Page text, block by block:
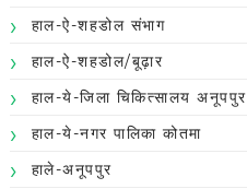
हाल-ऐ-शहडोल संभाग
हाल-ऐ-शहडोल/बूढ़ार
हाल-ये-जिला चिकित्सालय अनूपपुर
हाल-ये-नगर पालिका कोतमा
हाले-अनूपपुर